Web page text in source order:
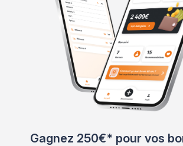
Gagnez 250€* pour vos